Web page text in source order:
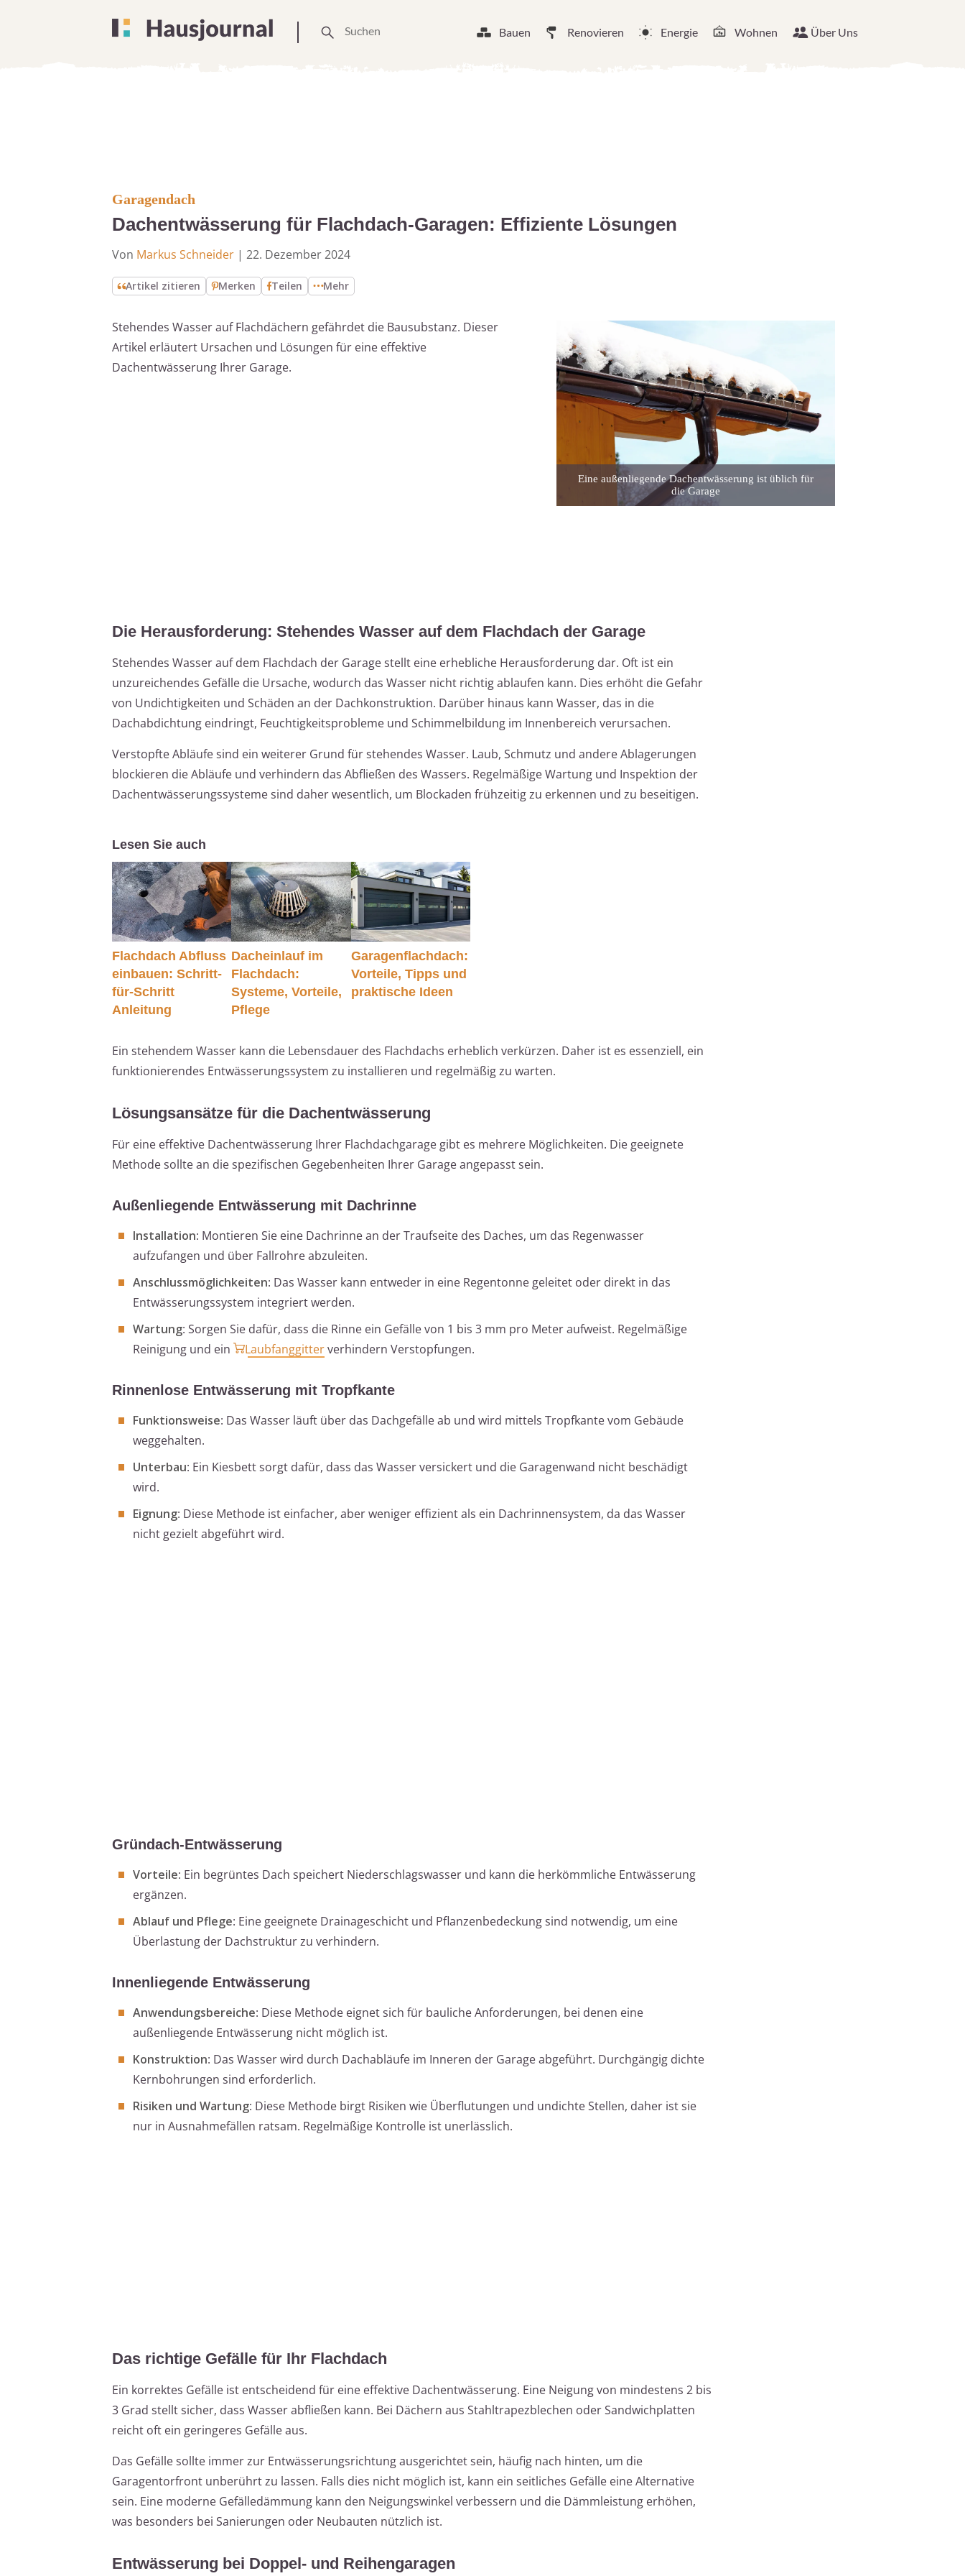
Bauen Renovieren Energie Wohnen Über Uns
Garagendach
Dachentwässerung für Flachdach-Garagen: Effiziente Lösungen
Von Markus Schneider | 22. Dezember 2024
Artikel zitieren Merken Teilen Mehr
Stehendes Wasser auf Flachdächern gefährdet die Bausubstanz. Dieser
Artikel erläutert Ursachen und Lösungen für eine effektive
Dachentwässerung Ihrer Garage.
Eine außenliegende Dachentwässerung ist üblich für
die Garage
Die Herausforderung: Stehendes Wasser auf dem Flachdach der Garage
Stehendes Wasser auf dem Flachdach der Garage stellt eine erhebliche Herausforderung dar. Oft ist ein
unzureichendes Gefälle die Ursache, wodurch das Wasser nicht richtig ablaufen kann. Dies erhöht die Gefahr
von Undichtigkeiten und Schäden an der Dachkonstruktion. Darüber hinaus kann Wasser, das in die
Dachabdichtung eindringt, Feuchtigkeitsprobleme und Schimmelbildung im Innenbereich verursachen.
Verstopfte Abläufe sind ein weiterer Grund für stehendes Wasser. Laub, Schmutz und andere Ablagerungen
blockieren die Abläufe und verhindern das Abfließen des Wassers. Regelmäßige Wartung und Inspektion der
Dachentwässerungssysteme sind daher wesentlich, um Blockaden frühzeitig zu erkennen und zu beseitigen.
Lesen Sie auch
Flachdach Abfluss
einbauen: Schritt-
für-Schritt
Anleitung
Dacheinlauf im
Flachdach:
Systeme, Vorteile,
Pflege
Garagenflachdach:
Vorteile, Tipps und
praktische Ideen
Ein stehendem Wasser kann die Lebensdauer des Flachdachs erheblich verkürzen. Daher ist es essenziell, ein
funktionierendes Entwässerungssystem zu installieren und regelmäßig zu warten.
Lösungsansätze für die Dachentwässerung
Für eine effektive Dachentwässerung Ihrer Flachdachgarage gibt es mehrere Möglichkeiten. Die geeignete
Methode sollte an die spezifischen Gegebenheiten Ihrer Garage angepasst sein.
Außenliegende Entwässerung mit Dachrinne
Installation: Montieren Sie eine Dachrinne an der Traufseite des Daches, um das Regenwasser
aufzufangen und über Fallrohre abzuleiten.
Anschlussmöglichkeiten: Das Wasser kann entweder in eine Regentonne geleitet oder direkt in das
Entwässerungssystem integriert werden.
Wartung: Sorgen Sie dafür, dass die Rinne ein Gefälle von 1 bis 3 mm pro Meter aufweist. Regelmäßige
Reinigung und ein
Laubfanggitterverhindern Verstopfungen.
Rinnenlose Entwässerung mit Tropfkante
Funktionsweise: Das Wasser läuft über das Dachgefälle ab und wird mittels Tropfkante vom Gebäude
weggehalten.
Unterbau: Ein Kiesbett sorgt dafür, dass das Wasser versickert und die Garagenwand nicht beschädigt
wird.
Eignung: Diese Methode ist einfacher, aber weniger effizient als ein Dachrinnensystem, da das Wasser
nicht gezielt abgeführt wird.
Gründach-Entwässerung
Vorteile: Ein begrüntes Dach speichert Niederschlagswasser und kann die herkömmliche Entwässerung
ergänzen.
Ablauf und Pflege: Eine geeignete Drainageschicht und Pflanzenbedeckung sind notwendig, um eine
Überlastung der Dachstruktur zu verhindern.
Innenliegende Entwässerung
Anwendungsbereiche: Diese Methode eignet sich für bauliche Anforderungen, bei denen eine
außenliegende Entwässerung nicht möglich ist.
Konstruktion: Das Wasser wird durch Dachabläufe im Inneren der Garage abgeführt. Durchgängig dichte
Kernbohrungen sind erforderlich.
Risiken und Wartung: Diese Methode birgt Risiken wie Überflutungen und undichte Stellen, daher ist sie
nur in Ausnahmefällen ratsam. Regelmäßige Kontrolle ist unerlässlich.
Das richtige Gefälle für Ihr Flachdach
Ein korrektes Gefälle ist entscheidend für eine effektive Dachentwässerung. Eine Neigung von mindestens 2 bis
3 Grad stellt sicher, dass Wasser abfließen kann. Bei Dächern aus Stahltrapezblechen oder Sandwichplatten
reicht oft ein geringeres Gefälle aus.
Das Gefälle sollte immer zur Entwässerungsrichtung ausgerichtet sein, häufig nach hinten, um die
Garagentorfront unberührt zu lassen. Falls dies nicht möglich ist, kann ein seitliches Gefälle eine Alternative
sein. Eine moderne Gefälledämmung kann den Neigungswinkel verbessern und die Dämmleistung erhöhen,
was besonders bei Sanierungen oder Neubauten nützlich ist.
Entwässerung bei Doppel- und Reihengaragen